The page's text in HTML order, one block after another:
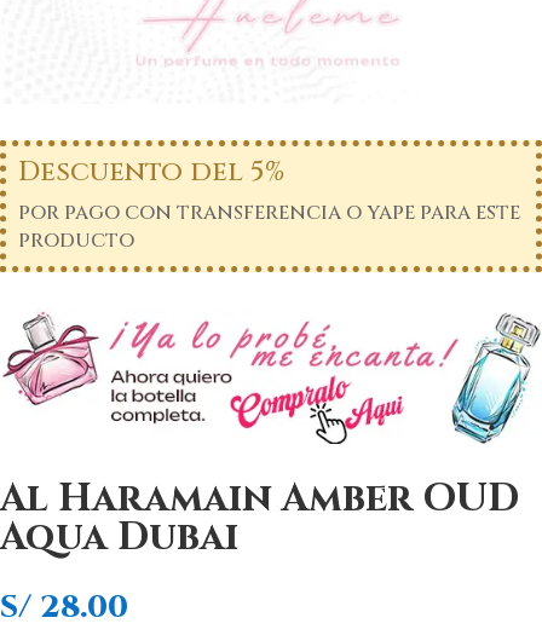
Descuento del 5%
por pago con transferencia o yape para este
producto
Al Haramain Amber OUD
Aqua Dubai
S/ 28.00